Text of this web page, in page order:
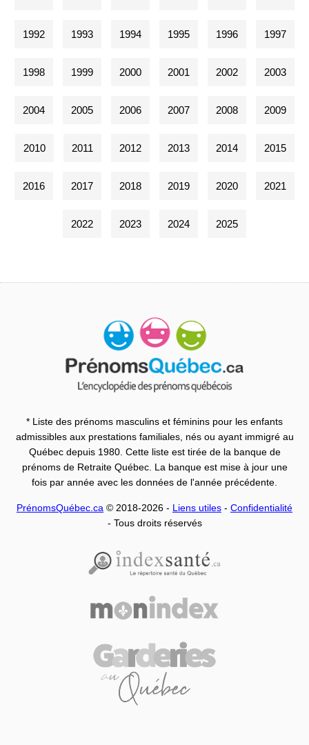
1992 1993 1994 1995 1996 1997
1998 1999 2000 2001 2002 2003
2004 2005 2006 2007 2008 2009
2010 2011 2012 2013 2014 2015
2016 2017 2018 2019 2020 2021
2022 2023 2024 2025
* Liste des prénoms masculins et féminins pour les enfants
admissibles aux prestations familiales, nés ou ayant immigré au
Québec depuis 1980. Cette liste est tirée de la banque de
prénoms de Retraite Québec. La banque est mise à jour une
fois par année avec les données de l'année précédente.
PrénomsQuébec.ca © 2018-2026 - Liens utiles - Confidentialité
- Tous droits réservés